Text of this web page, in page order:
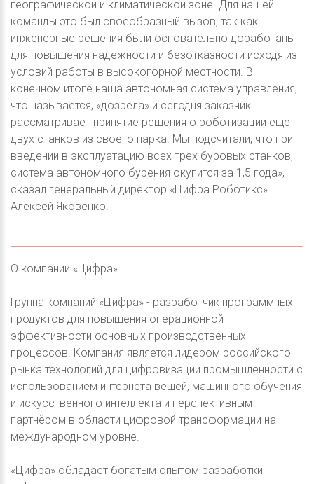
географической и климатической зоне. Для нашей
команды это был своеобразный вызов, так как
инженерные решения были основательно доработаны
для повышения надежности и безотказности исходя из
условий работы в высокогорной местности. В
конечном итоге наша автономная система управления,
что называется, «дозрела» и сегодня заказчик
рассматривает принятие решения о роботизации еще
двух станков из своего парка. Мы подсчитали, что при
введении в эксплуатацию всех трех буровых станков,
система автономного бурения окупится за 1,5 года», —
сказал генеральный директор «Цифра Роботикс»
Алексей Яковенко.
О компании «Цифра»
Группа компаний «Цифра» - разработчик программных
продуктов для повышения операционной
эффективности основных производственных
процессов. Компания является лидером российского
рынка технологий для цифровизации промышленности с
использованием интернета вещей, машинного обучения
и искусственного интеллекта и перспективным
партнёром в области цифровой трансформации на
международном уровне.
«Цифра» обладает богатым опытом разработки